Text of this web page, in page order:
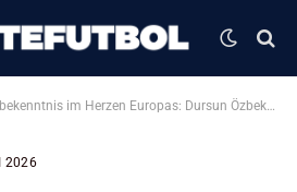
Europas: Dursun Özbek feiert Meistertitel in Brüssel und kündigt das nächste große Ziel an!
2026